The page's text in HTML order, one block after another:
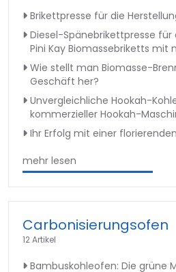
Brikettpresse für die
Diesel-Spänebrikettpresse für
Pini Kay Biomassebriketts mit
Wie stellt man Biomasse-
Geschäft her?
Unvergleichliche Hookah-
kommerzieller Hookah-
Ihr Erfolg mit einer
mehr lesen
Carbonisierungsofen
12 Artikel
Bambuskohleofen: Die grüne